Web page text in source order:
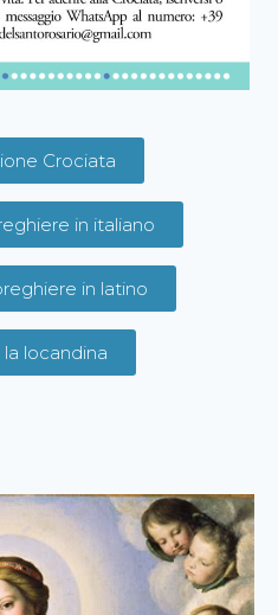
Crociata
in italiano
in latino
la locandina